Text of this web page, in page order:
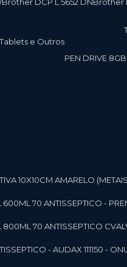
Tablets e Outros
PEN DRIVE
10X10CM AMARELO
600ML 70 ANTISSEPTICO -
800ML 70 ANTISSEPTICO
- AUDAX 111150 -